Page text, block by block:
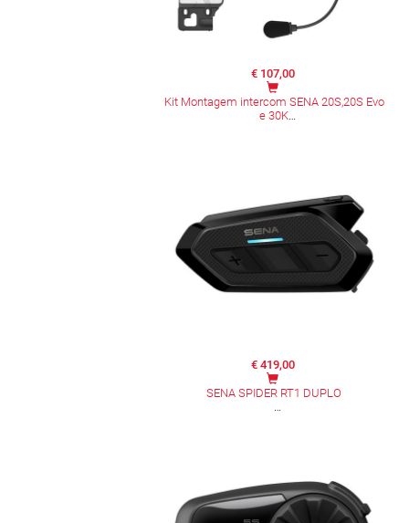
€ 107,00
Kit Montagem intercom SENA 20S,20S Evo
e 30K
€ 419,00
SENA SPIDER RT1 DUPLO